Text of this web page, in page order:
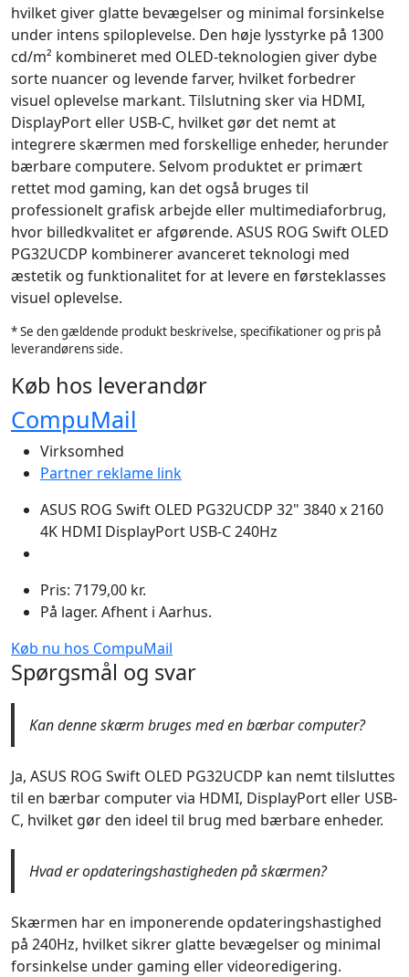
hvilket giver glatte bevægelser og minimal forsinkelse
under intens spiloplevelse. Den høje lysstyrke på 1300
cd/m² kombineret med OLED-teknologien giver dybe
sorte nuancer og levende farver, hvilket forbedrer
visuel oplevelse markant. Tilslutning sker via HDMI,
DisplayPort eller USB-C, hvilket gør det nemt at
integrere skærmen med forskellige enheder, herunder
bærbare computere. Selvom produktet er primært
rettet mod gaming, kan det også bruges til
professionelt grafisk arbejde eller multimediaforbrug,
hvor billedkvalitet er afgørende. ASUS ROG Swift OLED
PG32UCDP kombinerer avanceret teknologi med
æstetik og funktionalitet for at levere en førsteklasses
visuel oplevelse.
* Se den gældende produkt beskrivelse, specifikationer og pris på
leverandørens side.
Køb hos leverandør
CompuMail
Virksomhed
Partner reklame link
ASUS ROG Swift OLED PG32UCDP 32" 3840 x 2160
4K HDMI DisplayPort USB-C 240Hz
Pris: 7179,00 kr.
På lager. Afhent i Aarhus.
Køb nu hos CompuMail
Spørgsmål og svar
Kan denne skærm bruges med en bærbar computer?
Ja, ASUS ROG Swift OLED PG32UCDP kan nemt tilsluttes
til en bærbar computer via HDMI, DisplayPort eller USB-
C, hvilket gør den ideel til brug med bærbare enheder.
Hvad er opdateringshastigheden på skærmen?
Skærmen har en imponerende opdateringshastighed
på 240Hz, hvilket sikrer glatte bevægelser og minimal
forsinkelse under gaming eller videoredigering.